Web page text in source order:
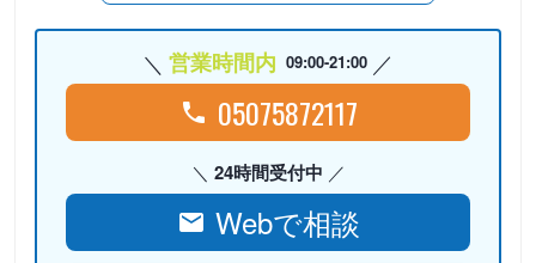
営業時間内 09:00-21:00
05075872117
24時間受付中
Webで相談